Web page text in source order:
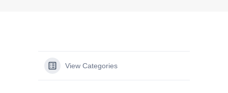
View Categories